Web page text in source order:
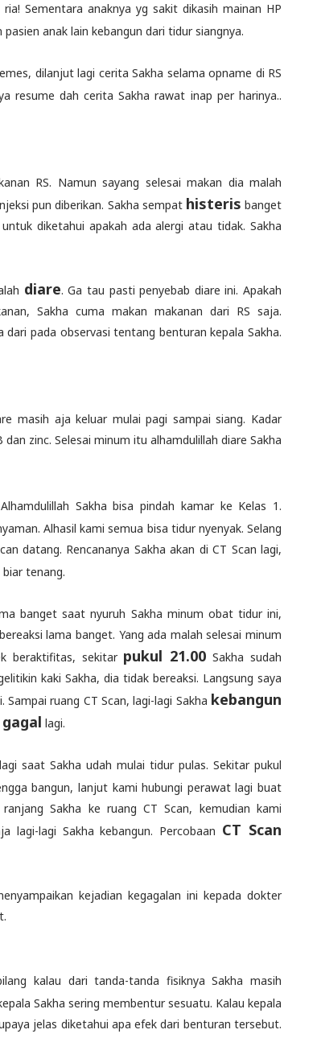
Sementara anaknya yg sakit dikasih mainan HP
pasien anak lain kebangun dari tidur siangnya.
dilanjut lagi cerita Sakha selama opname di RS
resume dah cerita Sakha rawat inap per harinya..
RS. Namun sayang selesai makan dia malah
pun diberikan. Sakha sempat histeris banget
diketahui apakah ada alergi atau tidak. Sakha
diare. Ga tau pasti penyebab diare ini. Apakah
Sakha cuma makan makanan dari RS saja.
pada observasi tentang benturan kepala Sakha.
masih aja keluar mulai pagi sampai siang. Kadar
zinc. Selesai minum itu alhamdulillah diare Sakha
Sakha bisa pindah kamar ke Kelas 1.
Alhasil kami semua bisa tidur nyenyak. Selang
datang. Rencananya Sakha akan di CT Scan lagi,
biar tenang.
banget saat nyuruh Sakha minum obat tidur ini,
lama banget. Yang ada malah selesai minum
beraktifitas, sekitar pukul 21.00 Sakha sudah
kaki Sakha, dia tidak bereaksi. Langsung saya
ruang CT Scan, lagi-lagi Sakha kebangun
gagal lagi.
saat Sakha udah mulai tidur pulas. Sekitar pukul
bangun, lanjut kami hubungi perawat lagi buat
Sakha ke ruang CT Scan, kemudian kami
lagi-lagi Sakha kebangun. Percobaan CT Scan
kejadian kegagalan ini kepada dokter
kalau dari tanda-tanda fisiknya Sakha masih
Sakha sering membentur sesuatu. Kalau kepala
jelas diketahui apa efek dari benturan tersebut.